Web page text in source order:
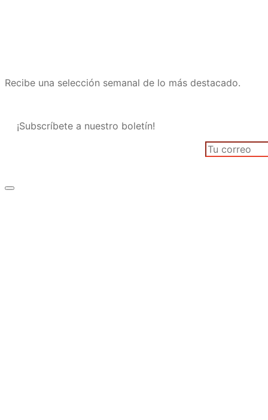
Recibe una selección semanal de lo más destacado.
¡Subscríbete a nuestro boletín!